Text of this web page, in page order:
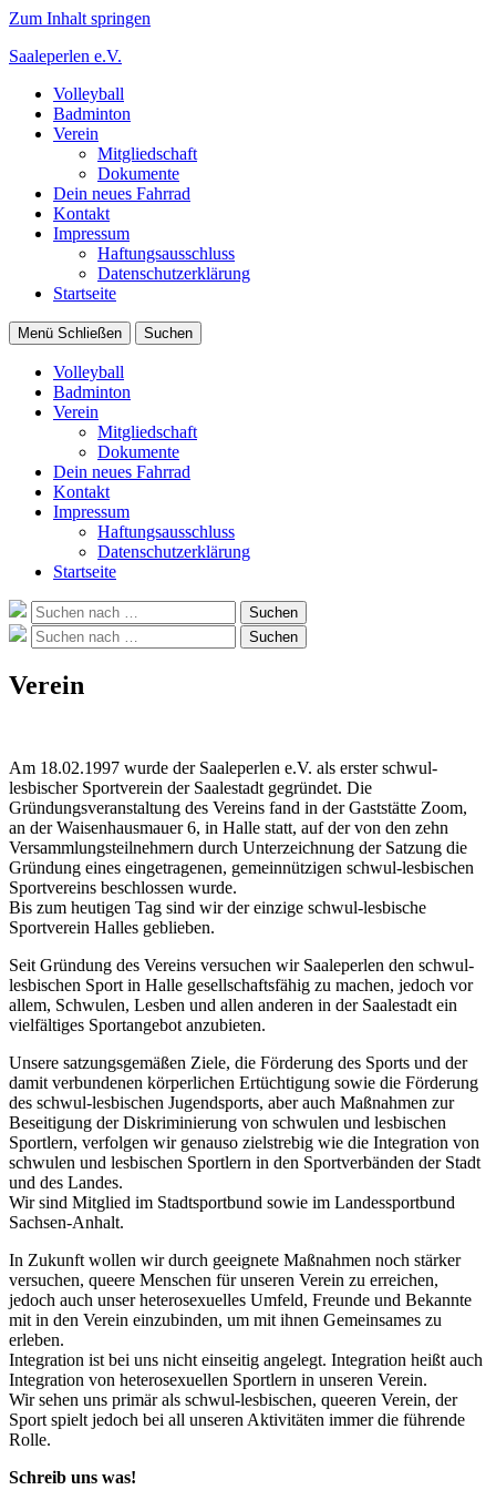
Zum Inhalt springen
Saaleperlen e.V.
Volleyball
Badminton
Verein
Mitgliedschaft
Dokumente
Dein neues Fahrrad
Kontakt
Impressum
Haftungsausschluss
Datenschutzerklärung
Startseite
Menü Schließen Suchen
Volleyball
Badminton
Verein
Mitgliedschaft
Dokumente
Dein neues Fahrrad
Kontakt
Impressum
Haftungsausschluss
Datenschutzerklärung
Startseite
Suche
nach:
Suchen
Suche
nach:
Suchen
Verein
Am 18.02.1997 wurde der Saaleperlen e.V. als erster schwul-
lesbischer Sportverein der Saalestadt gegründet. Die
Gründungsveranstaltung des Vereins fand in der Gaststätte Zoom,
an der Waisenhausmauer 6, in Halle statt, auf der von den zehn
Versammlungsteilnehmern durch Unterzeichnung der Satzung die
Gründung eines eingetragenen, gemeinnützigen schwul-lesbischen
Sportvereins beschlossen wurde.
Bis zum heutigen Tag sind wir der einzige schwul-lesbische
Sportverein Halles geblieben.
Seit Gründung des Vereins versuchen wir Saaleperlen den schwul-
lesbischen Sport in Halle gesellschaftsfähig zu machen, jedoch vor
allem, Schwulen, Lesben und allen anderen in der Saalestadt ein
vielfältiges Sportangebot anzubieten.
Unsere satzungsgemäßen Ziele, die Förderung des Sports und der
damit verbundenen körperlichen Ertüchtigung sowie die Förderung
des schwul-lesbischen Jugendsports, aber auch Maßnahmen zur
Beseitigung der Diskriminierung von schwulen und lesbischen
Sportlern, verfolgen wir genauso zielstrebig wie die Integration von
schwulen und lesbischen Sportlern in den Sportverbänden der Stadt
und des Landes.
Wir sind Mitglied im Stadtsportbund sowie im Landessportbund
Sachsen-Anhalt.
In Zukunft wollen wir durch geeignete Maßnahmen noch stärker
versuchen, queere Menschen für unseren Verein zu erreichen,
jedoch auch unser heterosexuelles Umfeld, Freunde und Bekannte
mit in den Verein einzubinden, um mit ihnen Gemeinsames zu
erleben.
Integration ist bei uns nicht einseitig angelegt. Integration heißt auch
Integration von heterosexuellen Sportlern in unseren Verein.
Wir sehen uns primär als schwul-lesbischen, queeren Verein, der
Sport spielt jedoch bei all unseren Aktivitäten immer die führende
Rolle.
Schreib uns was!